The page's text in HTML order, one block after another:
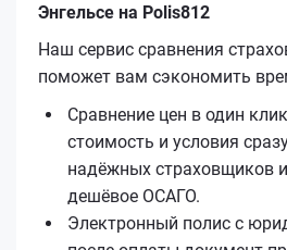
Энгельсе на Polis812
Наш сервис сравнения
поможет вам сэкономить
Сравнение цен в один
стоимость и условия
надёжных страховщиков
дешёвое ОСАГО.
Электронный полис с